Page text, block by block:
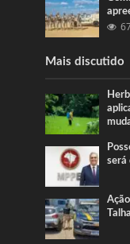
Mais discutido
será